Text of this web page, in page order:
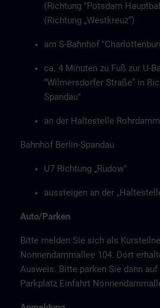
(Richtung "Potsdam
(Richtung „Westkreuz“)
am S-Bahnhof
ca. 4 Minuten zu Fuß zur U-
“Wilmersdorfer Straße” in
Spandau"
an der Haltestelle
Bahnhof Berlin-Spandau
U7 Richtung „Rudow"
aussteigen an der
Auto/Parken
Bitte melden Sie sich als
Nonnendammallee 104. Dort
Ausweis. Bitte parken Sie dann
Parkplatz Einfahrt